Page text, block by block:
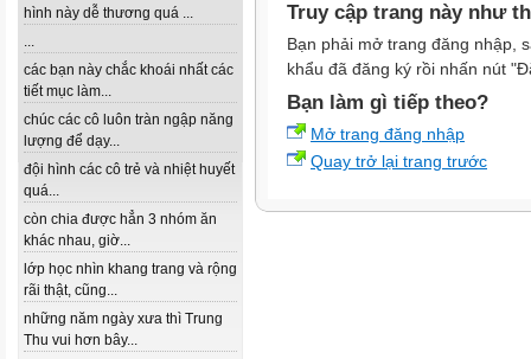
hình này dễ thương quá ...
...
các bạn này chắc khoái nhất các
tiết mục làm...
chúc các cô luôn tràn ngập năng
lượng để dạy...
đội hình các cô trẻ và nhiệt huyết
quá...
còn chia được hẳn 3 nhóm ăn
khác nhau, giờ...
lớp học nhìn khang trang và rộng
rãi thật, cũng...
những năm ngày xưa thì Trung
Thu vui hơn bây...
Truy cập trang này như
Bạn phải mở trang đăng nhập,
khẩu đã đăng ký rồi nhấn nút
Bạn làm gì tiếp theo?
Mở trang đăng nhập
Quay trở lại trang trước